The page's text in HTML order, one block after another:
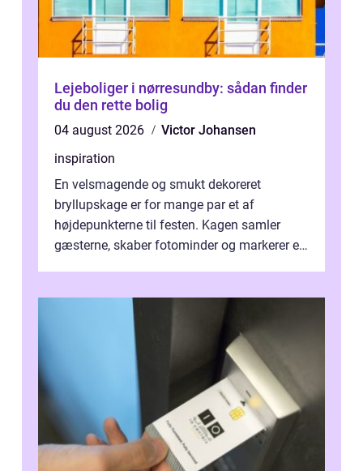
Lejeboliger i nørresundby: sådan finder
du den rette bolig
04 august 2026
Victor Johansen
inspiration
En velsmagende og smukt dekoreret
bryllupskage er for mange par et af
højdepunkterne til festen. Kagen samler
gæsterne, skaber fotominder og markerer et